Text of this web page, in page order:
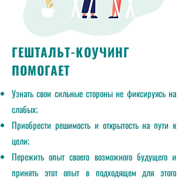
ГЕШТАЛЬТ-КОУЧИНГ
ПОМОГАЕТ
Узнать свои сильные стороны не фиксируясь на
слабых;
Приобрести решимость и открытость на пути к
цели;
Пережить опыт своего возможного будущего и
принять этот опыт в подходящем для этого